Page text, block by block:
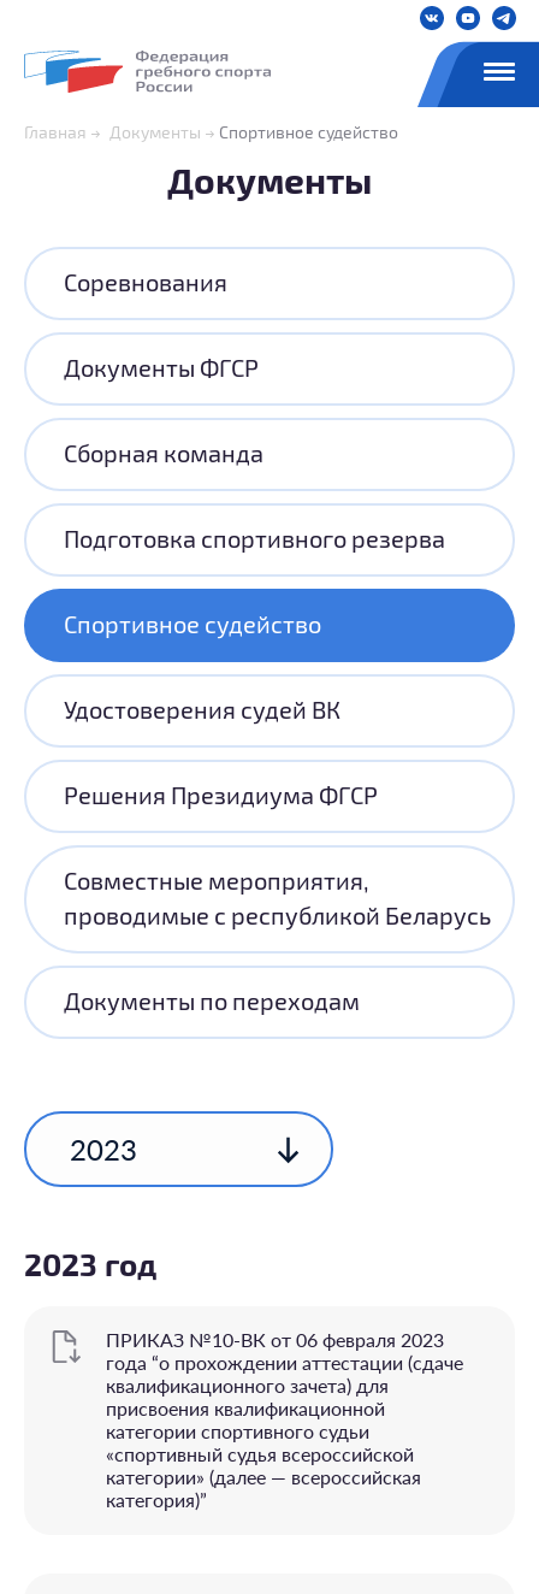
Главная Документы Спортивное судейство
Документы
Соревнования
Документы ФГСР
Сборная команда
Подготовка спортивного резерва
Спортивное судейство
Удостоверения судей ВК
Решения Президиума ФГСР
Совместные мероприятия,
проводимые с республикой Беларусь
Документы по переходам
2023
2023 год
ПРИКАЗ №10-ВК от 06 февраля 2023
года “o прохождении аттестации (сдаче
квалификационного зачета) для
присвоения квалификационной
категории спортивного судьи
«спортивный судья всероссийской
категории» (далее — всероссийская
категория)”